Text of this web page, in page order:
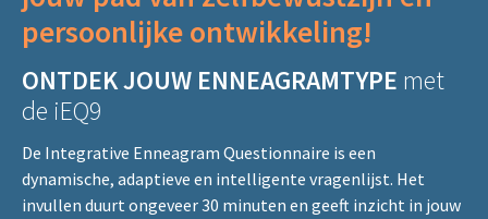
persoonlijke ontwikkeling!
ONTDEK JOUW ENNEAGRAMTYPE met
de iEQ9
De Integrative Enneagram Questionnaire is een
dynamische, adaptieve en intelligente vragenlijst. Het
invullen duurt ongeveer 30 minuten en geeft inzicht in jouw